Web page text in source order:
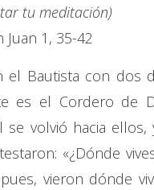
tu meditación)
Juan 1, 35-42
el Bautista con
es el Cordero de
se volvió hacia
«¿Dónde
pues, vieron dónde